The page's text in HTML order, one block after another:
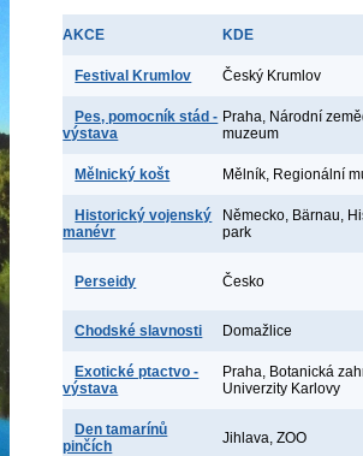
AKCE KDE
Festival Krumlov Český Krumlov
Pes, pomocník stád -
výstava
Praha, Národní
muzeum
Mělnický košt Mělník, Regionální
Historický vojenský
manévr
Německo, Bärnau,
park
Perseidy Česko
Chodské slavnosti Domažlice
Exotické ptactvo -
výstava
Praha, Botanická
Univerzity Karlovy
Den tamarínů
pinčích
Jihlava, ZOO